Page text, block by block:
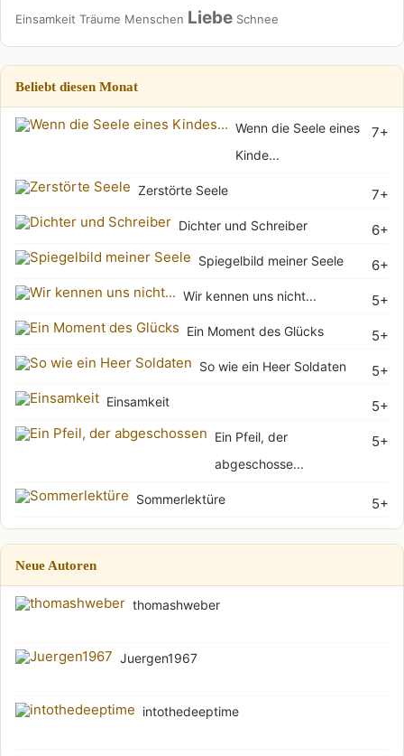
Einsamkeit Träume Menschen Liebe Schnee
Beliebt diesen Monat
7+
Wenn die Seele eines
Kinde...
7+
Zerstörte Seele
6+
Dichter und Schreiber
6+
Spiegelbild meiner Seele
5+
Wir kennen uns nicht...
5+
Ein Moment des Glücks
5+
So wie ein Heer Soldaten
5+
Einsamkeit
5+
Ein Pfeil, der
abgeschosse...
5+
Sommerlektüre
Neue Autoren
thomashweber
Juergen1967
intothedeeptime